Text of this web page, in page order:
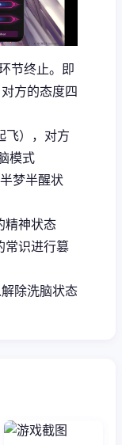
节终止。即
方的态度四
飞），对方
模式
梦半醒状
精神状态
常识进行篡
除洗脑状态